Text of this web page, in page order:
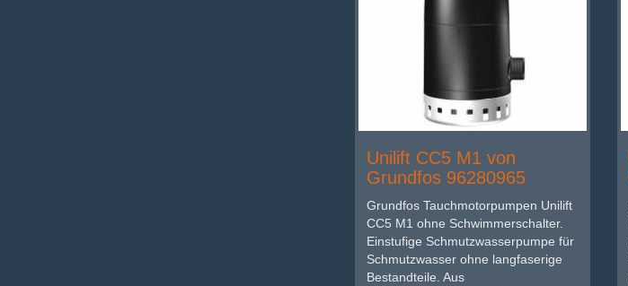
Unilift CC5 M1 von
Grundfos 96280965
Grundfos Tauchmotorpumpen Unilift
CC5 M1 ohne Schwimmerschalter.
Einstufige Schmutzwasserpumpe für
Schmutzwasser ohne langfaserige
Bestandteile. Aus